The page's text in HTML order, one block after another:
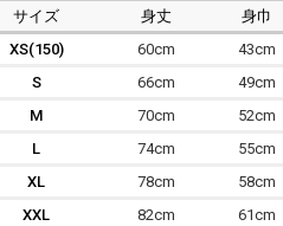
サイズ 身丈 身巾
XS(150)
60cm 43cm
S
66cm 49cm
M
70cm 52cm
L
74cm 55cm
XL
78cm 58cm
XXL
82cm 61cm